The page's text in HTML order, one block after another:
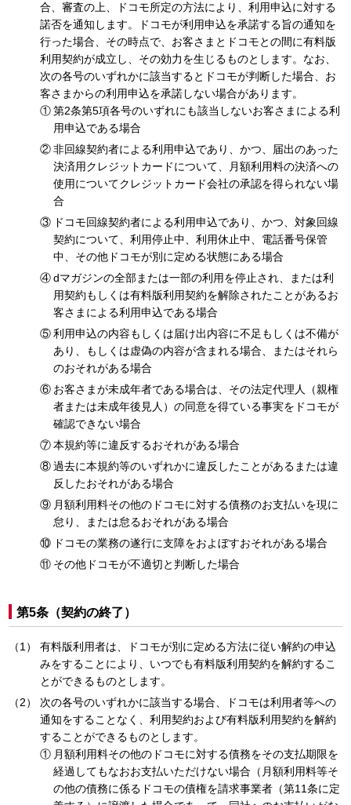
合、審査の上、ドコモ所定の方法により、利用申込に対する
諾否を通知します。ドコモが利用申込を承諾する旨の通知を
行った場合、その時点で、お客さまとドコモとの間に有料版
利用契約が成立し、その効力を生じるものとします。なお、
次の各号のいずれかに該当するとドコモが判断した場合、お
客さまからの利用申込を承諾しない場合があります。
第2条第5項各号のいずれにも該当しないお客さまによる利
用申込である場合
非回線契約者による利用申込であり、かつ、届出のあった
決済用クレジットカードについて、月額利用料の決済への
使用についてクレジットカード会社の承認を得られない場
合
ドコモ回線契約者による利用申込であり、かつ、対象回線
契約について、利用停止中、利用休止中、電話番号保管
中、その他ドコモが別に定める状態にある場合
dマガジンの全部または一部の利用を停止され、または利
用契約もしくは有料版利用契約を解除されたことがあるお
客さまによる利用申込である場合
利用申込の内容もしくは届け出内容に不足もしくは不備が
あり、もしくは虚偽の内容が含まれる場合、またはそれら
のおそれがある場合
お客さまが未成年者である場合は、その法定代理人（親権
者または未成年後見人）の同意を得ている事実をドコモが
確認できない場合
本規約等に違反するおそれがある場合
過去に本規約等のいずれかに違反したことがあるまたは違
反したおそれがある場合
月額利用料その他のドコモに対する債務のお支払いを現に
怠り、または怠るおそれがある場合
ドコモの業務の遂行に支障をおよぼすおそれがある場合
その他ドコモが不適切と判断した場合
第5条（契約の終了）
有料版利用者は、ドコモが別に定める方法に従い解約の申込
みをすることにより、いつでも有料版利用契約を解約するこ
とができるものとします。
次の各号のいずれかに該当する場合、ドコモは利用者等への
通知をすることなく、利用契約および有料版利用契約を解約
することができるものとします。
月額利用料その他のドコモに対する債務をその支払期限を
経過してもなおお支払いただけない場合（月額利用料等そ
の他の債務に係るドコモの債権を請求事業者（第11条に定